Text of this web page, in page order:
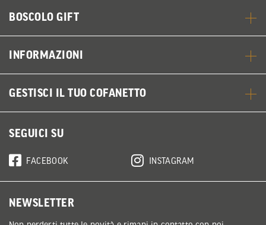
BOSCOLO GIFT
INFORMAZIONI
GESTISCI IL TUO COFANETTO
SEGUICI SU
FACEBOOK INSTAGRAM
NEWSLETTER